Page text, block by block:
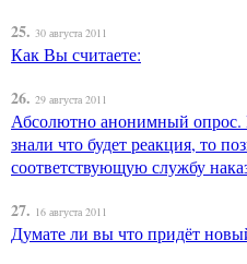
25. 30 августа 2011
Как Вы считаете:
26. 29 августа 2011
Абсолютно анонимный
знали что будет реакция, то
соответствующую службу
27. 16 августа 2011
Думате ли вы что придёт